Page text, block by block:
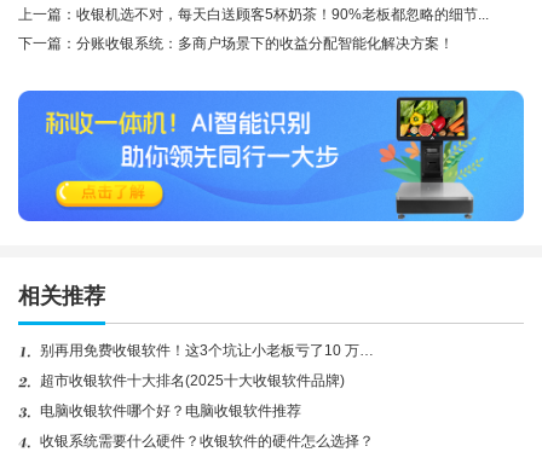
上一篇：收银机选不对，每天白送顾客5杯奶茶！90%老板都忽略的细节...
下一篇：分账收银系统：多商户场景下的收益分配智能化解决方案！
相关推荐
别再用免费收银软件！这3个坑让小老板亏了10 万…
超市收银软件十大排名(2025十大收银软件品牌)
电脑收银软件哪个好？电脑收银软件推荐
收银系统需要什么硬件？收银软件的硬件怎么选择？